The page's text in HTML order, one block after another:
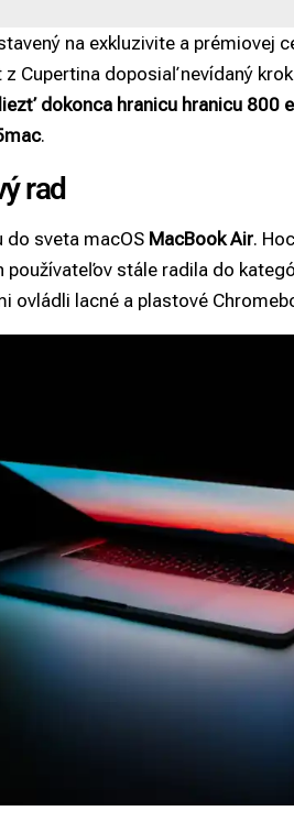
na exkluzivite a prémiovej
Cupertina doposiaľ nevídaný
dokonca hranicu hranicu 800
.
rad
do sveta macOS MacBook Air.
používateľov stále radila do
ovládli lacné a plastové